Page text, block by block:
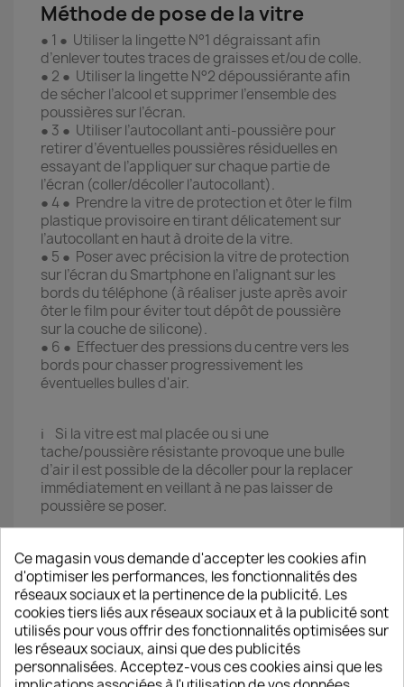
Méthode de pose de la vitre
● 1 ● Utiliser la lingette N°1 dégraissant afin
d’enlever toutes traces de graisses et/ou de colle.
● 2 ● Utiliser la lingette N°2 dépoussiérante afin
de sécher l’alcool et supprimer l’ensemble des
poussières sur l’écran.
● 3 ● Utiliser l’autocollant anti-poussière pour
retirer d’éventuelles poussières résiduelles en
essayant de l’appliquer sur chaque partie de
l’écran (coller/décoller l’autocollant).
● 4 ● Prendre la vitre de protection et ôter le film
plastique provisoire en tirant délicatement sur
l’autocollant en haut à droite de la vitre.
● 5 ● Poser avec précision la vitre de protection
sur l’écran du Smartphone en l’alignant sur les
bords du téléphone (à réaliser juste après avoir
ôter le film pour éviter tout dépôt de poussière
sur la couche de silicone).
● 6 ● Effectuer des pressions du centre vers les
bords pour chasser progressivement les
éventuelles bulles d'air.
ℹ️ Si la vitre est mal placée ou si une
tache/poussière résistante provoque une bulle
d’air il est possible de la décoller pour la replacer
immédiatement en veillant à ne pas laisser de
poussière se poser.
Les vitres de protection TM-Concept®
respectent les meilleurs standards du marché
d’un point de vue protection, confort d’utilisation
et durée de vie.
Chaque commande bénéficie d'unContrôle
Qualitéavant expédition et d'uneGarantie
Satisfait ou remboursé.
Ce magasin vous demande d'accepter les cookies afin
d'optimiser les performances, les fonctionnalités des
réseaux sociaux et la pertinence de la publicité. Les
cookies tiers liés aux réseaux sociaux et à la publicité sont
utilisés pour vous offrir des fonctionnalités optimisées sur
les réseaux sociaux, ainsi que des publicités
personnalisées. Acceptez-vous ces cookies ainsi que les